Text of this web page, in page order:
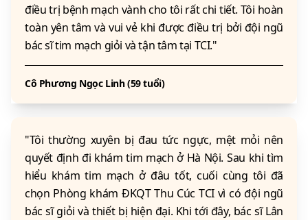
điều trị bệnh mạch vành cho tôi rất chi tiết. Tôi hoàn
toàn yên tâm và vui vẻ khi được điều trị bởi đội ngũ
bác sĩ tim mạch giỏi và tận tâm tại TCI."
Cô Phương Ngọc Linh (59 tuổi)
"Tôi thường xuyên bị đau tức ngực, mệt mỏi nên
quyết định đi khám tim mạch ở Hà Nội. Sau khi tìm
hiểu khám tim mạch ở đâu tốt, cuối cùng tôi đã
chọn Phòng khám ĐKQT Thu Cúc TCI vì có đội ngũ
bác sĩ giỏi và thiết bị hiện đại. Khi tới đây, bác sĩ Lân